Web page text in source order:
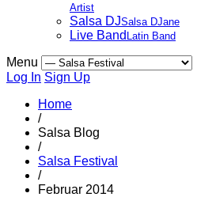
Artist
Salsa DJSalsa DJane
Live Band Latin Band
Menu
Log In Sign Up
Home
/
Salsa Blog
/
Salsa Festival
/
Februar 2014